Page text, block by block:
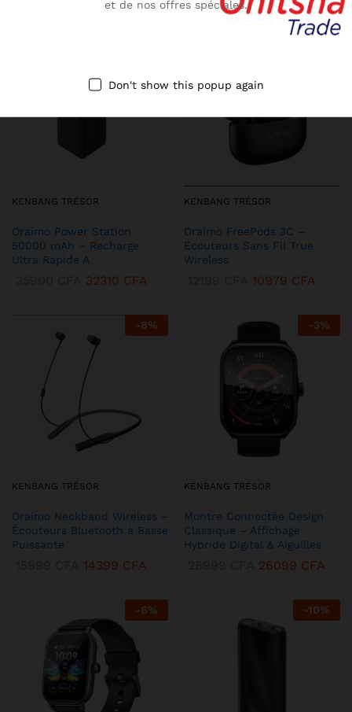
KENBANG TRÉSOR
Oraimo Power Station
50000 mAh – Recharge
Ultra Rapide A
32310 CFA
- %
KENBANG TRÉSOR
Oraimo FreePods 3C –
Écouteurs Sans Fil True
Wireless
10979 CFA
-8%
KENBANG TRÉSOR
Oraimo Neckband Wireless –
Écouteurs Bluetooth à Basse
Puissante
14399 CFA
-3%
KENBANG TRÉSOR
Montre Connectée Design
Classique – Affichage
Hybride Digital & Aiguilles
26099 CFA
-6% -10%
et de nos offres spéciales.
Don't show this popup again